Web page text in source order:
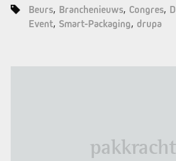
Beurs Branchenieuws Congres
Event Smart-Packaging drupa
pakkracht